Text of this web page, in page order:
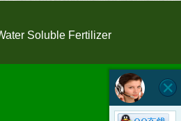
Soluble Fertilizer